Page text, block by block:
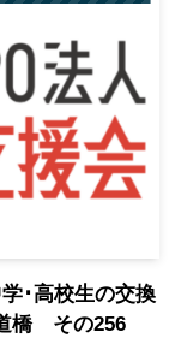
･高校生の交換
橋 その256